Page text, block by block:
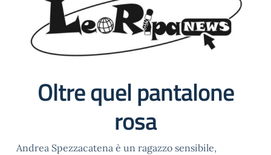
Oltre quel pantalone
rosa
Andrea Spezzacatena è un ragazzo sensibile,